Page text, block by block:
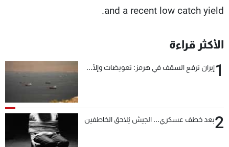
and a recent low catch yield.
الأكثر قراءة
1إيران ترفع السقف في هرمز: تعويضات وإلّا...
2بعد خطف عسكري... الجيش يُلاحق الخاطفين